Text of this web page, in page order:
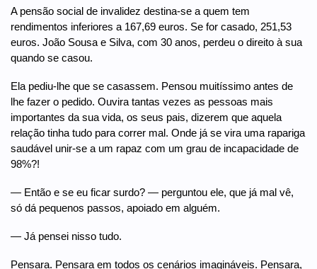
A pensão social de invalidez destina-se a quem tem
rendimentos inferiores a 167,69 euros. Se for casado, 251,53
euros. João Sousa e Silva, com 30 anos, perdeu o direito à sua
quando se casou.
Ela pediu-lhe que se casassem. Pensou muitíssimo antes de
lhe fazer o pedido. Ouvira tantas vezes as pessoas mais
importantes da sua vida, os seus pais, dizerem que aquela
relação tinha tudo para correr mal. Onde já se vira uma rapariga
saudável unir-se a um rapaz com um grau de incapacidade de
98%?!
— Então e se eu ficar surdo? — perguntou ele, que já mal vê,
só dá pequenos passos, apoiado em alguém.
— Já pensei nisso tudo.
Pensara. Pensara em todos os cenários imagináveis. Pensara,